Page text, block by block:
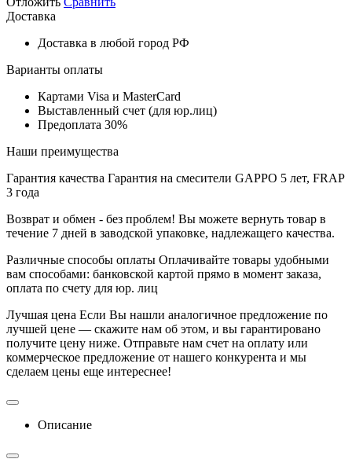
Доставка
Доставка в любой город РФ
Варианты оплаты
Картами Visa и MasterCard
Выставленный счет (для юр.лиц)
Предоплата 30%
Наши преимущества
Гарантия качества Гарантия на смесители GAPPO 5 лет, FRAP
3 года
Возврат и обмен - без проблем! Вы можете вернуть товар в
течение 7 дней в заводской упаковке, надлежащего качества.
Различные способы оплаты Оплачивайте товары удобными
вам способами: банковской картой прямо в момент заказа,
оплата по счету для юр. лиц
Лучшая цена Если Вы нашли аналогичное предложение по
лучшей цене — скажите нам об этом, и вы гарантировано
получите цену ниже. Отправьте нам счет на оплату или
коммерческое предложение от нашего конкурента и мы
сделаем цены еще интереснее!
Описание